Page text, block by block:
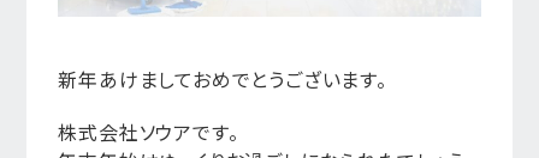
新年あけましておめでとうございます。
株式会社ソウアです。